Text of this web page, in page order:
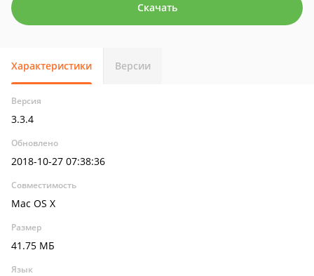
Скачать
Характеристики Версии
Версия
3.3.4
Обновлено
2018-10-27 07:38:36
Совместимость
Mac OS X
Размер
41.75 МБ
Язык